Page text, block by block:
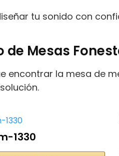
tu sonido con
de Mesas
encontrar la mesa de
1330